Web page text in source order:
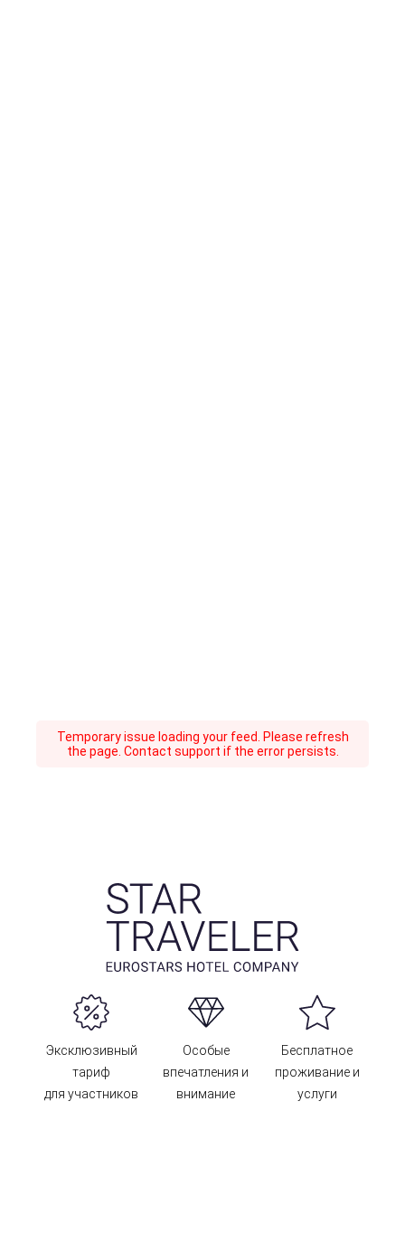
Temporary issue loading your feed. Please refresh
the page. Contact support if the error persists.
Эксклюзивный
тариф
для участников
Особые
впечатления и
внимание
Бесплатное
проживание и
услуги